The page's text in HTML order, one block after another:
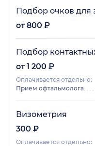
Подбор очков для
от 800 ₽
Подбор
от 1 200 ₽
Оплачивается отдельно:
Прием офтальмолога
Визометрия
300 ₽
Оплачивается отдельно: